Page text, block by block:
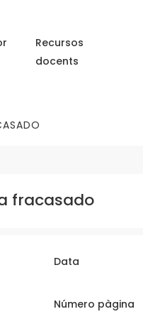
Recursos
docents
fracasado
Data
Número pàgina